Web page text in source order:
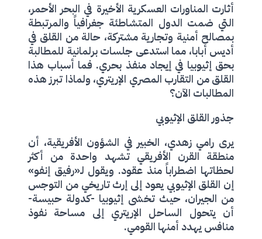
أثارت المناورات العسكرية الأخيرة في البحر الأحمر،
التي ضمت الدول المتشاطئة جغرافياً والمرتبطة
بمصالح أمنية وتجارية مشتركة، حالة من القلق في
أديس أبابا، مما استدعى جلسات برلمانية للمطالبة
بحق إثيوبيا في إيجاد منفذ بحري. فما أسباب هذا
القلق من التقارب المصري الإريتري، ولماذا تبرز هذه
المطالبات الآن؟
جذور القلق الإثيوبي
يرى رامي زهدي، الخبير في الشؤون الأفريقية، أن
منطقة القرن الأفريقي تشهد واحدة من أكثر
لحظاتها اضطراباً منذ عقود. ويقول لـ«رفيق إنفو»
إن القلق الإثيوبي يعود إلى إرث تاريخي من التوجس
من الجيران، حيث تخشى إثيوبيا -كدولة حبيسة-
أن يتحول الساحل الإريتري إلى مساحة نفوذ
منافس يهدد أمنها القومي.